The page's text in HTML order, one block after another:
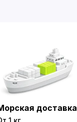
доставка
1 кг